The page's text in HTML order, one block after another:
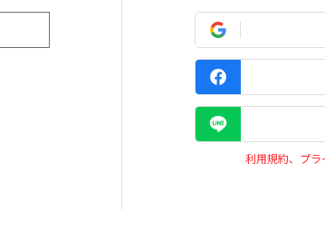
利用規約、プ